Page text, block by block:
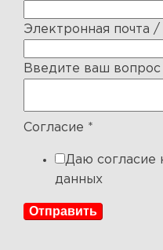
Электронная почта
Введите ваш вопрос
Согласие *
Даю согласие
данных
Отправить